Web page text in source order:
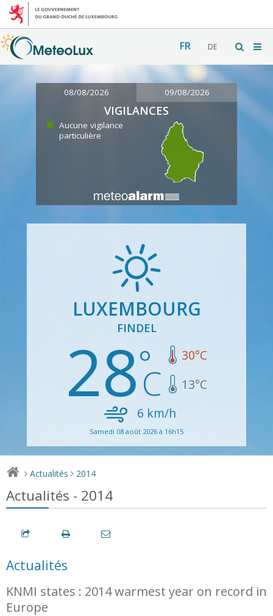
FR DE
08/08/2026 09/08/2026
VIGILANCES
Aucune vigilance
particulière
LUXEMBOURG
FINDEL
28 30°C
13°C
6 km/h
Samedi 08 août 2026 à 16h15
> Actualités > 2014
Actualités - 2014
Actualités
KNMI states : 2014 warmest year on record in
Europe